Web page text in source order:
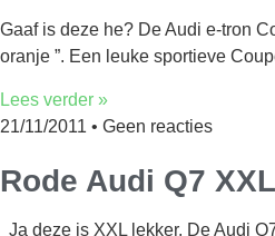
Gaaf is deze he? De Audi e-tron
oranje ”. Een leuke sportieve
Lees verder »
21/11/2011
Geen reacties
Rode Audi Q7 XXL
Ja deze is XXL lekker. De Audi